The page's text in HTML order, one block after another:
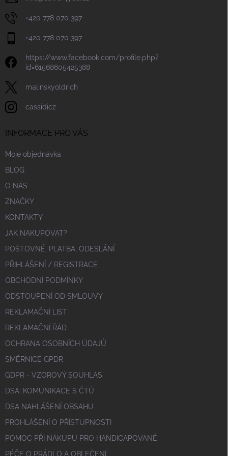
+420 778 070 397
+420 778 070 397
https://www.facebook.com/profile.php?
id=61568605425388
malinskyoldrich
cassidicz
INFORMACE PRO VÁS
Moje objednávka
BLOG
O NÁS
ZNAČKY
KONTAKTY
JAK NAKUPOVAT?
POŠTOVNÉ, PLATBA, ODESLÁNÍ
PŘIHLÁŠENÍ / REGISTRACE
OBCHODNÍ PODMÍNKY
ODSTOUPENÍ OD SMLOUVY
REKLAMAČNÍ LIST
REKLAMAČNÍ ŘÁD
OCHRANA OSOBNÍCH ÚDAJŮ
SMĚRNICE GPDR
GDPR - VZOROVÝ SOUHLAS
DSA; KOMUNIKACE S ČTÚ
DSA NAHLÁŠENÍ OBSAHU
PROHLÁŠENÍ O PŘÍSTUPNOSTI
POMOC PŘI NÁKUPU PRO HANDICAPOVANÉ
PÉČE O PRÁDLO A OBLEČENÍ